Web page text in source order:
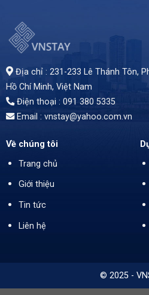
Địa chỉ : 231-233 Lê Thánh Tôn,
Hồ Chí Minh, Việt Nam
Điện thoại : 091 380 5335
Email : vnstay@yahoo.com.vn
Về chúng tôi
Trang chủ
Giới thiệu
Tin tức
Liên hệ
© 2025 -